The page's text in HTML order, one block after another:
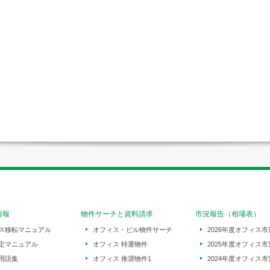
報
移転マニュアル
マニュアル
語集
物件サーチと資料請求
オフィス・ビル物件サーチ
オフィス 特選物件
オフィス 推奨物件1
市況報告（相場表）
2026年度オフィス市
2025年度オフィス市
2024年度オフィス市